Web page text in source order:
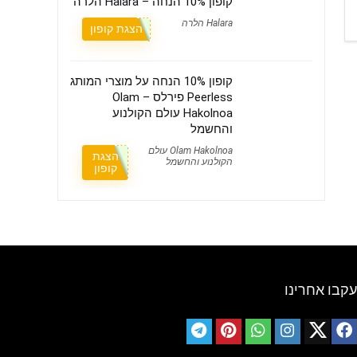
Halara הלרה הצגת קופון
קופון 10% הנחה על מוצרי המותג
Peerless פירלס – Olam
Hakolnoa עולם הקולנוע
והחשמל
Olam Hakolnoa עולם
הקולנוע והחשמל
הצגת
קופון
עקבו אחרינו